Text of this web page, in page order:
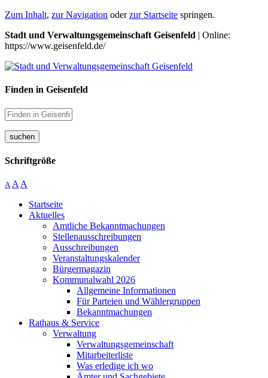
Zum Inhalt, zur Navigation oderzur Startseite springen.
Stadt und Verwaltungsgemeinschaft Geisenfeld | Online:
https://www.geisenfeld.de/
Finden in Geisenfeld
suchen
Schriftgröße
A A A
Startseite
Aktuelles
Amtliche Bekanntmachungen
Stellenausschreibungen
Ausschreibungen
Veranstaltungskalender
Bürgermagazin
Kommunalwahl 2026
Allgemeine Informationen
Für Parteien und Wählergruppen
Bekanntmachungen
Rathaus & Service
Verwaltung
Verwaltungsgemeinschaft
Mitarbeiterliste
Was erledige ich wo